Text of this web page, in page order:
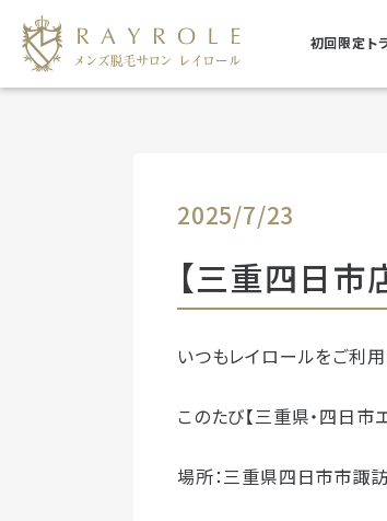
初回限定ト
店舗一覧
TOP
2025/7/23
【三重四日市
いつもレイロールをご利
このたび【三重県・四日市
場所：三重県四日市市諏